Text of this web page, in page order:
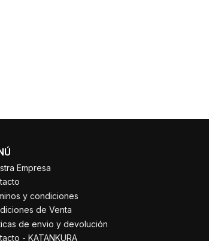
Empresa
y condiciones
de Venta
de envio y devolución
- KATANKURA